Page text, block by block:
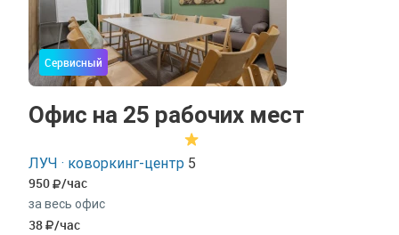
Сервисный
Офис на 25 рабочих мест
ЛУЧ · коворкинг-центр 5
950 /час
за весь офис
38 /час